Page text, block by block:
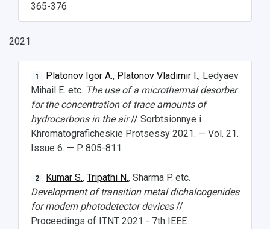
365-376
2021
1 Platonov Igor A., Platonov Vladimir I., Ledyaev
Mihail E. etc. The use of a microthermal desorber
for the concentration of trace amounts of
hydrocarbons in the air// Sorbtsionnye i
Khromatograficheskie Protsessy 2021. — Vol. 21.
Issue 6. — P. 805-811
2 Kumar S.,Tripathi N., Sharma P. etc.
Development of transition metal dichalcogenides
for modern photodetector devices//
Proceedings of ITNT 2021 - 7th IEEE